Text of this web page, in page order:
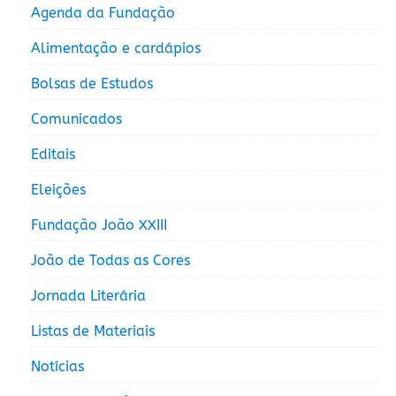
Agenda da Fundação
Alimentação e cardápios
Bolsas de Estudos
Comunicados
Editais
Eleições
Fundação João XXIII
João de Todas as Cores
Jornada Literária
Listas de Materiais
Notícias